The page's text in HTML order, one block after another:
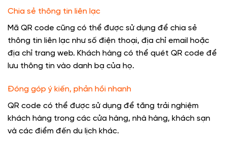
Chia sẻ thông tin liên lạc
Mã QR code cũng có thể được sử dụng để chia sẻ
thông tin liên lạc như số điện thoại, địa chỉ email hoặc
địa chỉ trang web. Khách hàng có thể quét QR code để
lưu thông tin vào danh bạ của họ.
Đóng góp ý kiến, phản hồi nhanh
QR code có thể được sử dụng để tăng trải nghiệm
khách hàng trong các cửa hàng, nhà hàng, khách sạn
và các điểm đến du lịch khác.